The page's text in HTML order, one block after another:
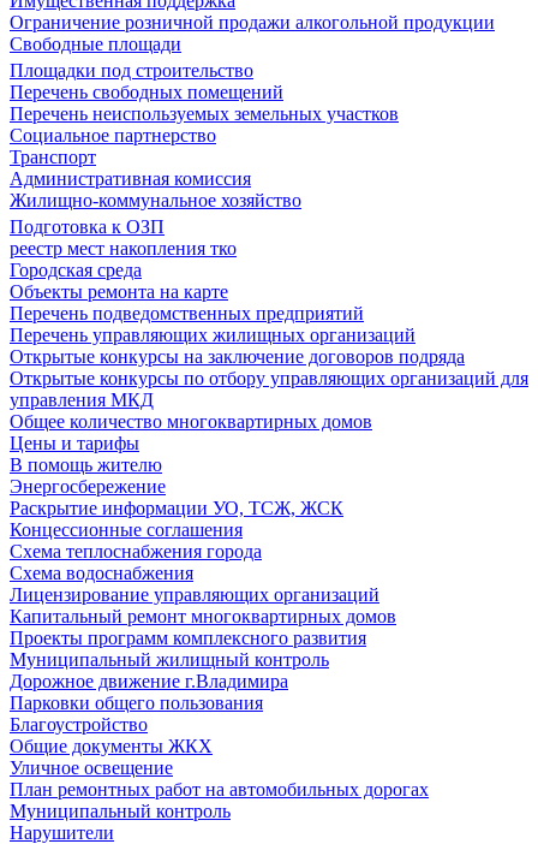
Ограничение розничной продажи алкогольной продукции
Свободные площади
Площадки под строительство
Перечень свободных помещений
Перечень неиспользуемых земельных участков
Социальное партнерство
Транспорт
Административная комиссия
Жилищно-коммунальное хозяйство
Подготовка к ОЗП
реестр мест накопления тко
Городская среда
Объекты ремонта на карте
Перечень подведомственных предприятий
Перечень управляющих жилищных организаций
Открытые конкурсы на заключение договоров подряда
Открытые конкурсы по отбору управляющих организаций для
управления МКД
Общее количество многоквартирных домов
Цены и тарифы
В помощь жителю
Энергосбережение
Раскрытие информации УО, ТСЖ, ЖСК
Концессионные соглашения
Схема теплоснабжения города
Схема водоснабжения
Лицензирование управляющих организаций
Капитальный ремонт многоквартирных домов
Проекты программ комплексного развития
Муниципальный жилищный контроль
Дорожное движение г.Владимира
Парковки общего пользования
Благоустройство
Общие документы ЖКХ
Уличное освещение
План ремонтных работ на автомобильных дорогах
Муниципальный контроль
Нарушители